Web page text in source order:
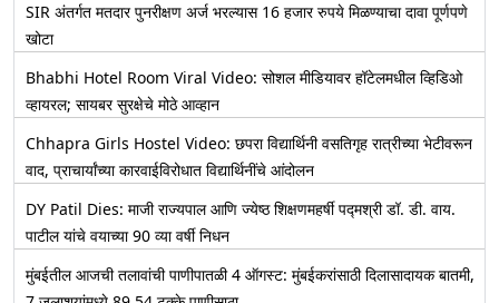
SIR अंतर्गत मतदार पुनरीक्षण अर्ज भरल्यास 16 हजार रुपये मिळण्याचा दावा पूर्णपणे
खोटा
Bhabhi Hotel Room Viral Video: सोशल मीडियावर हॉटेलमधील व्हिडिओ
व्हायरल; सायबर सुरक्षेचे मोठे आव्हान
Chhapra Girls Hostel Video: छपरा विद्यार्थिनी वसतिगृह रात्रीच्या भेटीवरून
वाद, प्राचार्यांच्या कारवाईविरोधात विद्यार्थिनींचे आंदोलन
DY Patil Dies: माजी राज्यपाल आणि ज्येष्ठ शिक्षणमहर्षी पद्मश्री डॉ. डी. वाय.
पाटील यांचे वयाच्या 90 व्या वर्षी निधन
मुंबईतील आजची तलावांची पाणीपातळी 4 ऑगस्ट: मुंबईकरांसाठी दिलासादायक बातमी,